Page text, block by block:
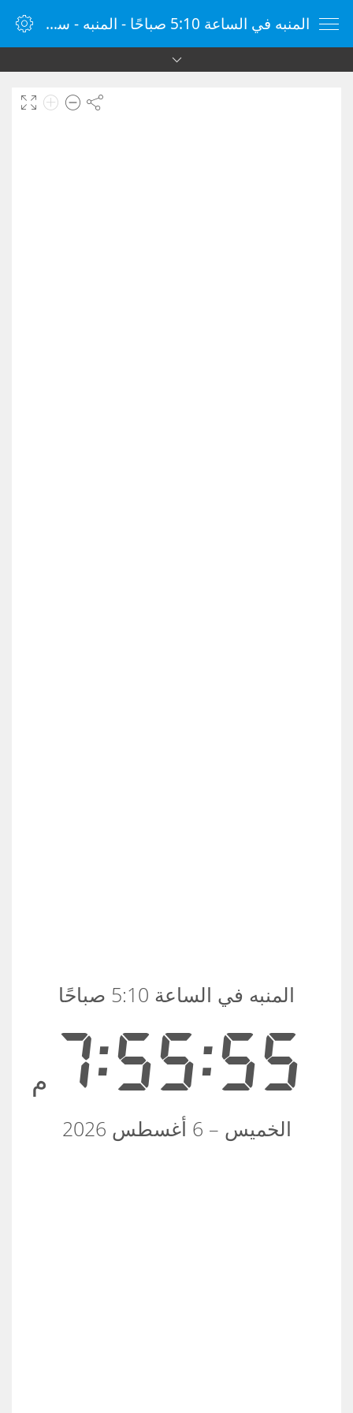
المنبه في الساعة 5:10 صباحًا - المنبه - ساعة منبه الإنترنت
7:55:55 م
المنبه في الساعة 5:10 صباحًا
الخميس – 6 أغسطس 2026